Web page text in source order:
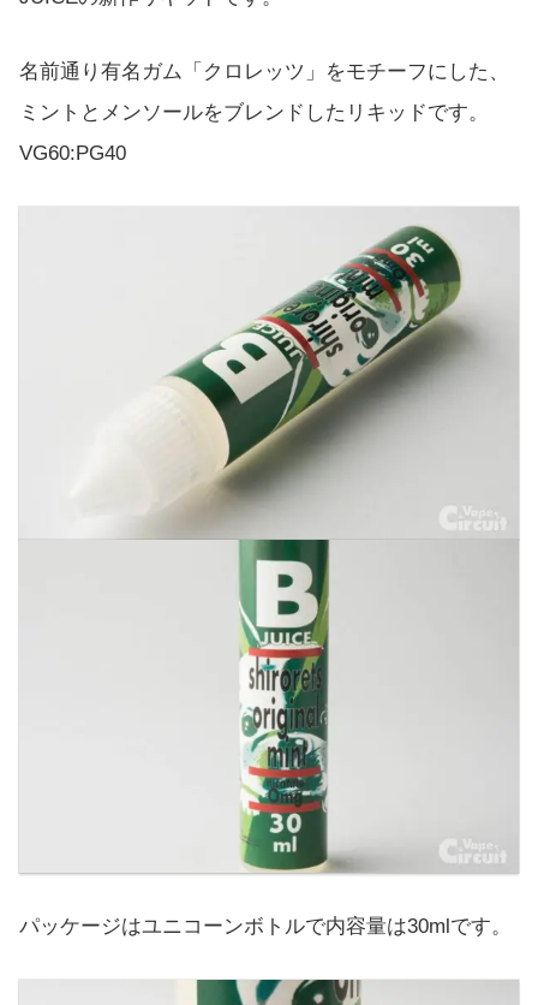
名前通り有名ガム「クロレッツ」をモチーフにした、
ミントとメンソールをブレンドしたリキッドです。
VG60:PG40
パッケージはユニコーンボトルで内容量は30mlです。